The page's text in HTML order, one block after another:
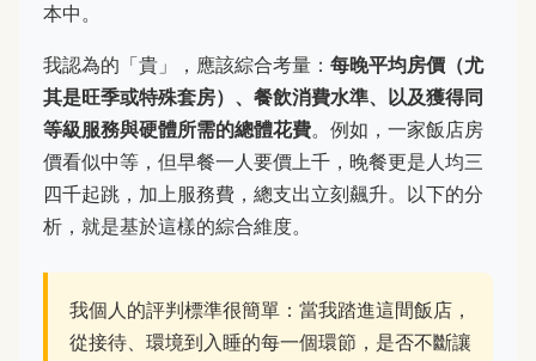
本中。
我認為的「貴」，應該綜合考量： 每晚平均房價（尤
其是旺季或特殊套房）、餐飲消費水準、以及獲得同
等級服務與硬體所需的總體花費。例如，一家飯店房
價看似中等，但早餐一人要價上千，晚餐更是人均三
四千起跳，加上服務費，總支出立刻飆升。以下的分
析，就是基於這樣的綜合維度。
我個人的評判標準很簡單：當我踏進這間飯店，
從接待、環境到入睡的每一個環節，是否不斷讓